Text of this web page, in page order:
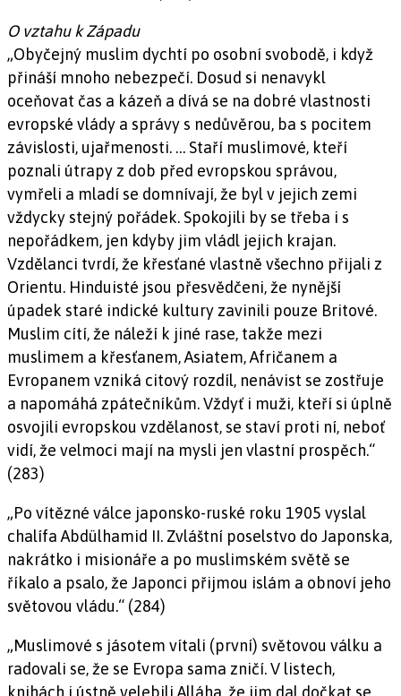
O vztahu k Západu
„Obyčejný muslim dychtí po osobní svobodě, i když
přináší mnoho nebezpečí. Dosud si nenavykl
oceňovat čas a kázeň a dívá se na dobré vlastnosti
evropské vlády a správy s nedůvěrou, ba s pocitem
závislosti, ujařmenosti. … Staří muslimové, kteří
poznali útrapy z dob před evropskou správou,
vymřeli a mladí se domnívají, že byl v jejich zemi
vždycky stejný pořádek. Spokojili by se třeba i s
nepořádkem, jen kdyby jim vládl jejich krajan.
Vzdělanci tvrdí, že křesťané vlastně všechno přijali z
Orientu. Hinduisté jsou přesvědčeni, že nynější
úpadek staré indické kultury zavinili pouze Britové.
Muslim cítí, že náleží k jiné rase, takže mezi
muslimem a křesťanem, Asiatem, Afričanem a
Evropanem vzniká citový rozdíl, nenávist se zostřuje
a napomáhá zpátečníkům. Vždyť i muži, kteří si úplně
osvojili evropskou vzdělanost, se staví proti ní, neboť
vidí, že velmoci mají na mysli jen vlastní prospěch.“
(283)
„Po vítězné válce japonsko-ruské roku 1905 vyslal
chalífa Abdülhamid II. Zvláštní poselstvo do Japonska,
nakrátko i misionáře a po muslimském světě se
říkalo a psalo, že Japonci přijmou islám a obnoví jeho
světovou vládu.“ (284)
„Muslimové s jásotem vítali (první) světovou válku a
radovali se, že se Evropa sama zničí. V listech,
knihách i ústně velebili Alláha, že jim dal dočkat se